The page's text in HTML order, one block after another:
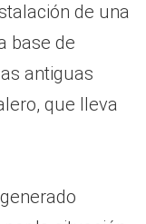
de una
base de
antiguas
que lleva